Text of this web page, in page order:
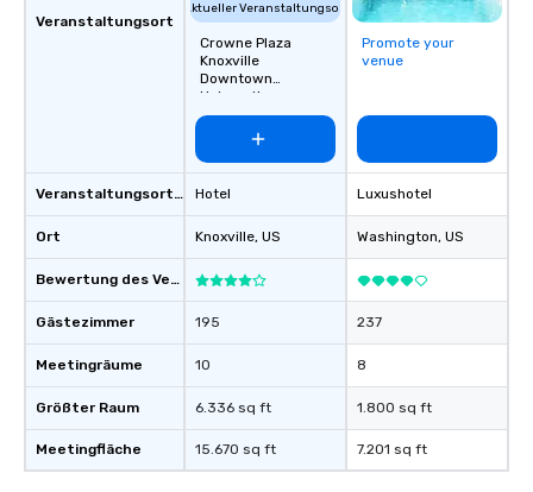
Veranstaltungsort
Veranstaltungsortstyp
Ort
Bewertung des Veranstaltungsortes
Gästezimmer
Meetingräume
Größter Raum
Meetingfläche
Aktueller Veranstaltungsort
Crowne Plaza
Knoxville
Downtown
University
Hotel
Knoxville, US
195
10
6.336 sq ft
15.670 sq ft
Promote your
venue
Luxushotel
Washington, US
237
8
1.800 sq ft
7.201 sq ft